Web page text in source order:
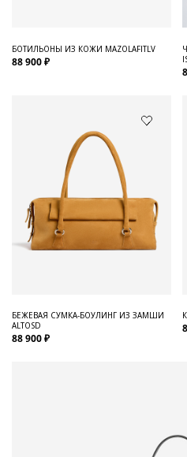
БОТИЛЬОНЫ ИЗ КОЖИ MAZOLAFITLV
88 900 ₽
БЕЖЕВАЯ СУМКА-БОУЛИНГ ИЗ ЗАМШИ
ALTOSD
88 900 ₽